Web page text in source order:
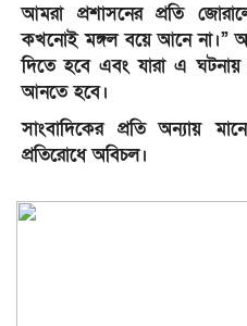
আমরা প্রশাসনের প্রতি
কখনোই মঙ্গল বয়ে আনে না।”
দিতে হবে এবং যারা এ
আনতে হবে।
সাংবাদিকের প্রতি অন্যায়
প্রতিরোধে অবিচল।